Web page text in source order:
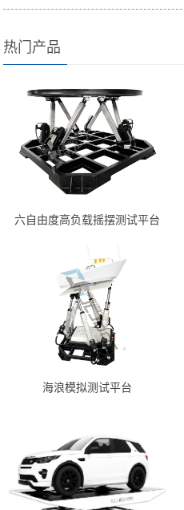
热门产品
六自由度高负载摇摆测试平台
海浪模拟测试平台